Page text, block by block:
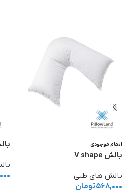
اتمام موجودی
بالش V shape
بالش های طبی
۵۶۸,۰۰۰تومان